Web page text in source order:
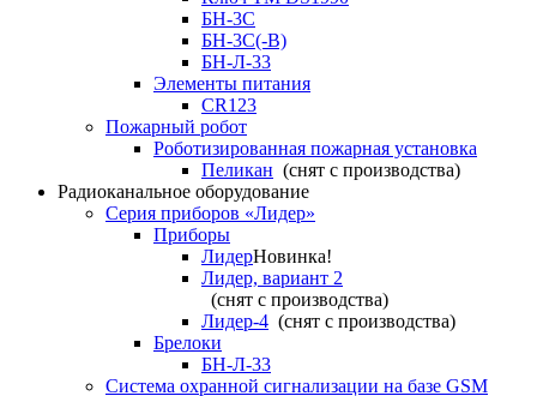
БН-3С
БН-3С(-В)
БН-Л-33
Элементы питания
CR123
Пожарный робот
Роботизированная пожарная установка
Пеликан (снят с производства)
Радиоканальное оборудование
Серия приборов «Лидер»
Приборы
ЛидерНовинка!
Лидер, вариант 2
(снят с производства)
Лидер-4 (снят с производства)
Брелоки
БН-Л-33
Система охранной сигнализации на базе GSM